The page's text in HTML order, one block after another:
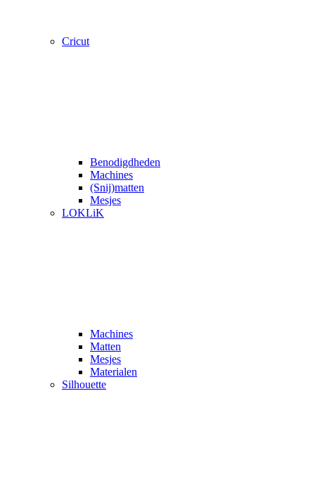
Cricut
Benodigdheden
Machines
(Snij)matten
Mesjes
LOKLiK
Machines
Matten
Mesjes
Materialen
Silhouette